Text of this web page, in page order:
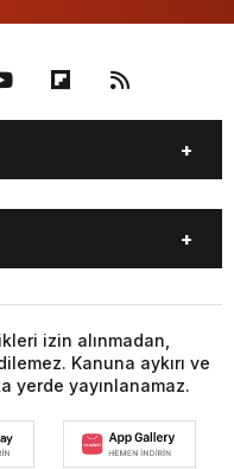
ÖZEL
izin alınmadan,
Kanuna aykırı ve
yerde yayınlanamaz.